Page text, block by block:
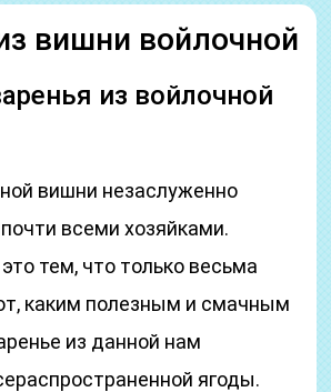
вишни войлочной
из войлочной
вишни незаслуженно
всеми хозяйками.
тем, что только весьма
каким полезным и смачным
из данной нам
ягоды.